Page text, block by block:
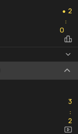
● 2
:
0
3
:2
2